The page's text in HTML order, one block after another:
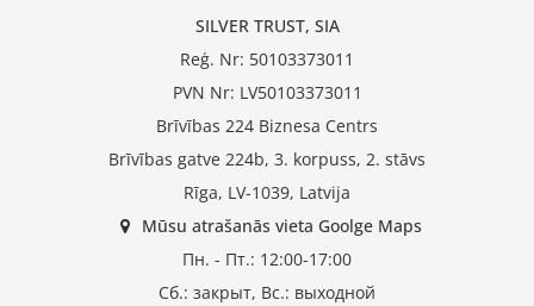
SILVER TRUST, SIA
Reģ. Nr: 50103373011
PVN Nr: LV50103373011
Brīvības 224 Biznesa Centrs
Brīvības gatve 224b, 3. korpuss, 2. stāvs
Rīga, LV-1039, Latvija
Mūsu atrašanās vieta Goolge Maps
Пн. - Пт.: 12:00-17:00
Сб.: закрыт, Вс.: выходной